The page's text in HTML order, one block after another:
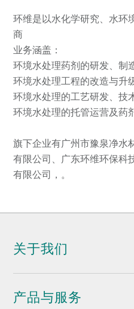
环维是以水化学研究、水环
商
业务涵盖：
环境水处理药剂的研发、制
环境水处理工程的改造与升
环境水处理的工艺研发、技
环境水处理的托管运营及药
旗下企业有广州市豫泉净水
有限公司、广东环维环保科
有限公司，。
关于我们
产品与服务